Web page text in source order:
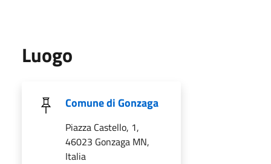
Luogo
Comune di Gonzaga
Piazza Castello, 1,
46023 Gonzaga MN,
Italia